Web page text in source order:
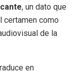
, un dato que
certamen como
de la
en